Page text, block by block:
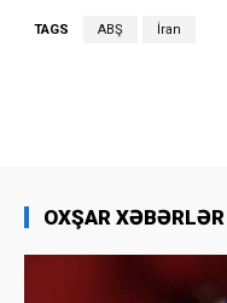
TAGS ABŞ İran
OXŞAR XƏBƏRLƏR